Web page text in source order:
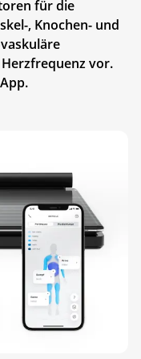
für die
, Knochen- und
Herzfrequenz vor.